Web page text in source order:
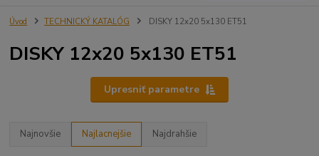
Úvod TECHNICKÝ KATALÓG DISKY 12x20 5x130 ET51
DISKY 12x20 5x130 ET51
Upresniť parametre
Najnovšie Najlacnejšie Najdrahšie